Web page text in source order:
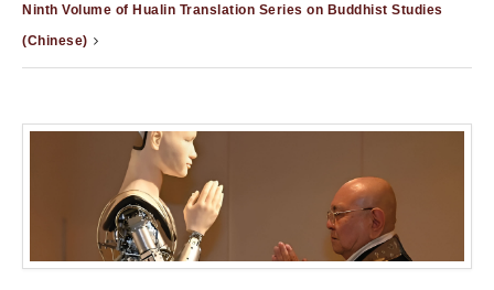
Ninth Volume of Hualin Translation Series on Buddhist Studies
(Chinese)